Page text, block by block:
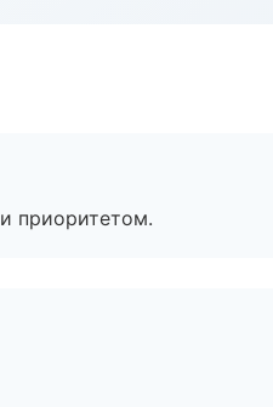
приоритетом.